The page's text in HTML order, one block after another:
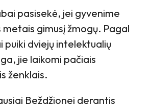
pasisekė, jei gyvenime
gimusį žmogų. Pagal
puiki dviejų intelektualių
jie laikomi pačiais
ženklais.
Beždžionei derantis